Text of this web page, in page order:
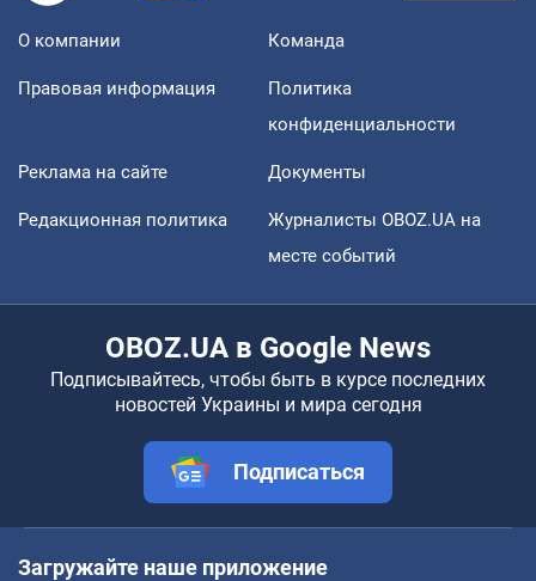
О компании Команда
Правовая информация
Политика
конфиденциальности
Реклама на сайте Документы
Редакционная политика
Журналисты OBOZ.UA на
месте событий
OBOZ.UA в Google News
Подписывайтесь, чтобы быть в курсе последних
новостей Украины и мира сегодня
Подписаться
Загружайте наше приложение